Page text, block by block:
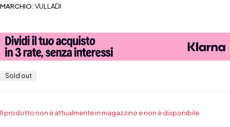
MARCHIO:VULLADI
Sold out
Il prodotto non è attualmente in magazzino e non è disponibile.